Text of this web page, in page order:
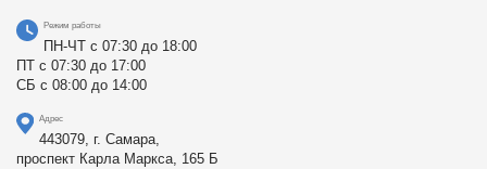
Режим работы
ПН-ЧТ с 07:30 до 18:00
ПТ с 07:30 до 17:00
СБ с 08:00 до 14:00
Адрес
443079, г. Самара,
проспект Карла Маркса, 165 Б